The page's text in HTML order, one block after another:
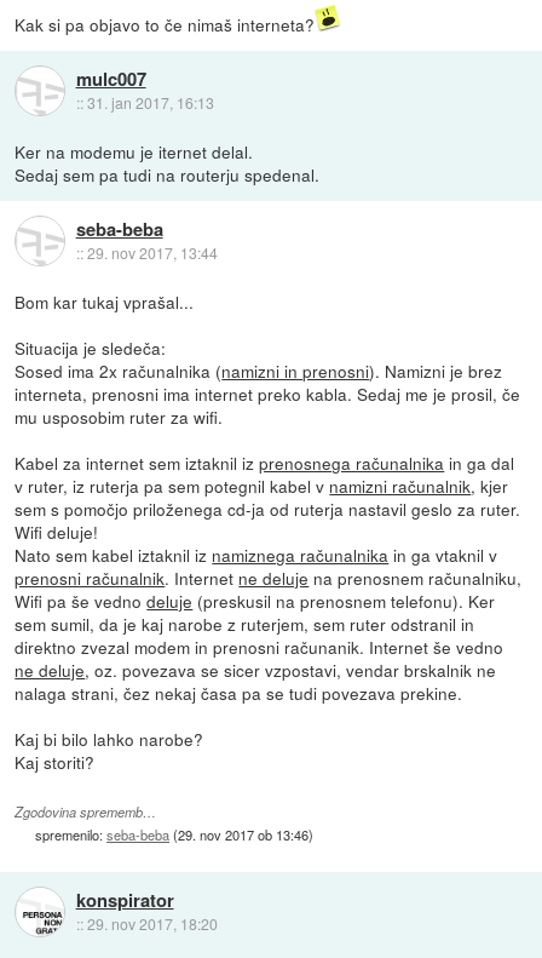
Kak si pa objavo to če nimaš interneta?
mulc007
::31. jan 2017, 16:13
Ker na modemu je iternet delal.
Sedaj sem pa tudi na routerju spedenal.
seba-beba
::29. nov 2017, 13:44
Bom kar tukaj vprašal...
Situacija je sledeča:
Sosed ima 2x računalnika (namizni in prenosni). Namizni je brez
interneta, prenosni ima internet preko kabla. Sedaj me je prosil, če
mu usposobim ruter za wifi.
Kabel za internet sem iztaknil izprenosnega računalnika in ga dal
v ruter, iz ruterja pa sem potegnil kabel v namizni računalnik, kjer
sem s pomočjo priloženega cd-ja od ruterja nastavil geslo za ruter.
Wifi deluje!
Nato sem kabel iztaknil iz namiznega računalnika in ga vtaknil v
prenosni računalnik. Internet ne deluje na prenosnem računalniku,
Wifi pa še vednodeluje (preskusil na prenosnem telefonu). Ker
sem sumil, da je kaj narobe z ruterjem, sem ruter odstranil in
direktno zvezal modem in prenosni računanik. Internet še vedno
ne deluje, oz. povezava se sicer vzpostavi, vendar brskalnik ne
nalaga strani, čez nekaj časa pa se tudi povezava prekine.
Kaj bi bilo lahko narobe?
Kaj storiti?
Zgodovina sprememb…
spremenilo:seba-beba(29. nov 2017 ob 13:46)
konspirator
::29. nov 2017, 18:20